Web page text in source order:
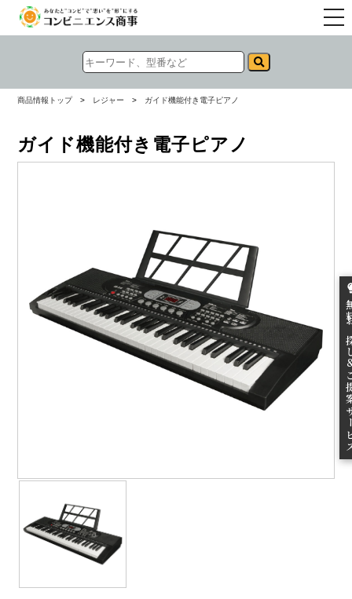
無
ご
商品情報トップ > レジャー > ガイド機能付き電子ピアノ
ガイド機能付き電子ピアノ